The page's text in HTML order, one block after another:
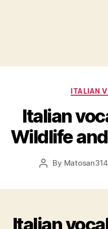
ITALIAN
Italian
Wildlife
Post
By Matosan314